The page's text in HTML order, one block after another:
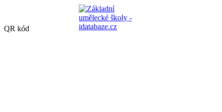
QR kód